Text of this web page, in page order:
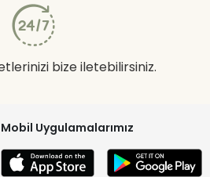
bize iletebilirsiniz.
Mobil Uygulamalarımız